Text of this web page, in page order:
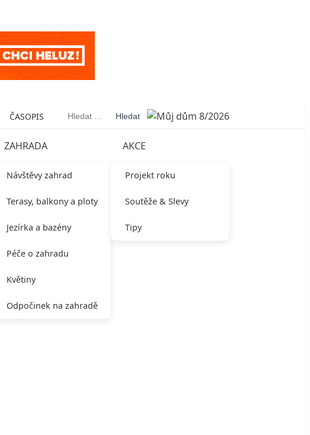
ČASOPIS Vyhledávání
ZAHRADA
Návštěvy zahrad
Terasy, balkony a ploty
Jezírka a bazény
Péče o zahradu
Květiny
Odpočinek na zahradě
AKCE
Projekt roku
Soutěže & Slevy
Tipy